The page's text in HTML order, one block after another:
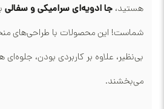
هستید، جا ادویه‌ای سرامیکی و سفالی
شماست! این محصولات با طراحی‌های
بی‌نظیر، علاوه بر کاربردی بودن،
می‌بخشند.